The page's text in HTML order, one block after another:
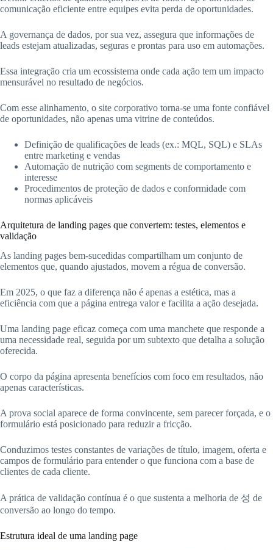
comunicação eficiente entre equipes evita perda de oportunidades.
A governança de dados, por sua vez, assegura que informações de
leads estejam atualizadas, seguras e prontas para uso em automações.
Essa integração cria um ecossistema onde cada ação tem um impacto
mensurável no resultado de negócios.
Com esse alinhamento, o site corporativo torna-se uma fonte confiável
de oportunidades, não apenas uma vitrine de conteúdos.
Definição de qualificações de leads (ex.: MQL, SQL) e SLAs
entre marketing e vendas
Automação de nutrição com segments de comportamento e
interesse
Procedimentos de proteção de dados e conformidade com
normas aplicáveis
Arquitetura de landing pages que convertem: testes, elementos e
validação
As landing pages bem-sucedidas compartilham um conjunto de
elementos que, quando ajustados, movem a régua de conversão.
Em 2025, o que faz a diferença não é apenas a estética, mas a
eficiência com que a página entrega valor e facilita a ação desejada.
Uma landing page eficaz começa com uma manchete que responde a
uma necessidade real, seguida por um subtexto que detalha a solução
oferecida.
O corpo da página apresenta benefícios com foco em resultados, não
apenas características.
A prova social aparece de forma convincente, sem parecer forçada, e o
formulário está posicionado para reduzir a fricção.
Conduzimos testes constantes de variações de título, imagem, oferta e
campos de formulário para entender o que funciona com a base de
clientes de cada cliente.
A prática de validação contínua é o que sustenta a melhoria de 성 de
conversão ao longo do tempo.
Estrutura ideal de uma landing page